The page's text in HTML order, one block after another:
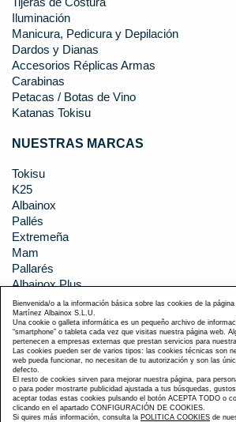
Tijeras de Costura
Iluminación
Manicura, Pedicura y Depilación
Dardos y Dianas
Accesorios Réplicas Armas
Carabinas
Petacas / Botas de Vino
Katanas Tokisu
NUESTRAS MARCAS
Tokisu
K25
Albainox
Pallés
Extremeña
Mam
Pallarés
Albainox Plus
Laguiole
Tole10 Imperial
Todas las Marcas
EMPRESA
Empresa
Noticias
Bienvenida/o a la información básica sobre las cookies de la
Martínez Albainox S.L.U.
Una cookie o galleta informática es un pequeño archivo de
“smartphone” o tableta cada vez que visitas nuestra página web.
pertenecen a empresas externas que prestan servicios para
Las cookies pueden ser de varios tipos: las cookies técnicas son
web pueda funcionar, no necesitan de tu autorización y son las
defecto.
El resto de cookies sirven para mejorar nuestra página, para
o para poder mostrarte publicidad ajustada a tus búsquedas,
aceptar todas estas cookies pulsando el botón ACEPTA TODO o
clicando en el apartado CONFIGURACIÓN DE COOKIES.
Si quires más información, consulta la POLITICA COOKIES de